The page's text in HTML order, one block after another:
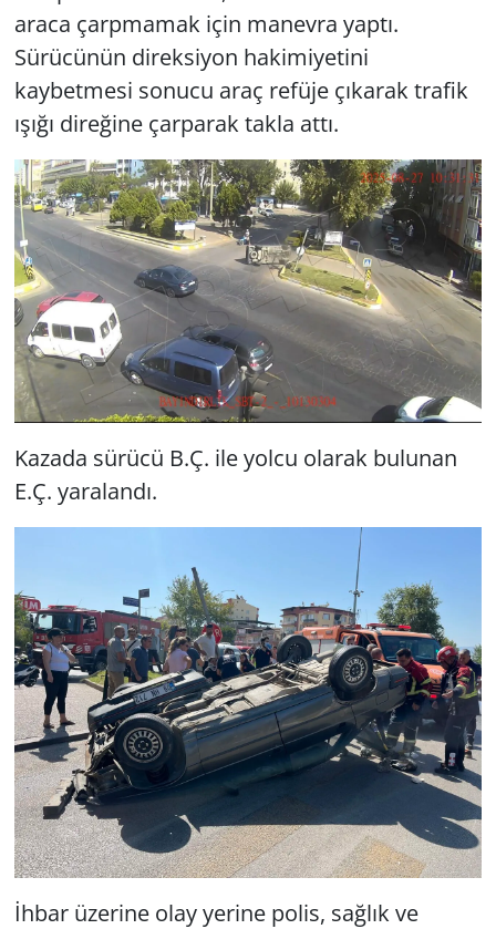
araca çarpmamak için manevra yaptı.
Sürücünün direksiyon hakimiyetini
kaybetmesi sonucu araç refüje çıkarak trafik
ışığı direğine çarparak takla attı.
Kazada sürücü B.Ç. ile yolcu olarak bulunan
E.Ç. yaralandı.
İhbar üzerine olay yerine polis, sağlık ve